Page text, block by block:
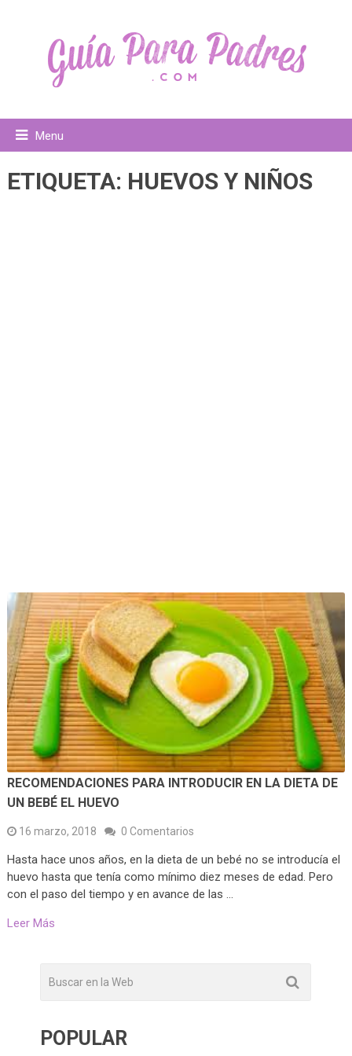
Menu
ETIQUETA: HUEVOS Y NIÑOS
RECOMENDACIONES PARA INTRODUCIR EN LA DIETA DE
UN BEBÉ EL HUEVO
16 marzo, 2018 0 Comentarios
Hasta hace unos años, en la dieta de un bebé no se introducía el
huevo hasta que tenía como mínimo diez meses de edad. Pero
con el paso del tiempo y en avance de las …
Leer Más
POPULAR